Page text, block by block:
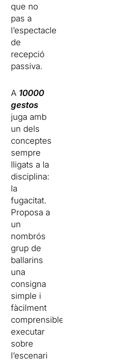
que no
pas a
l’espectacle
de
recepció
passiva.
A 10000
gestos
juga amb
un dels
conceptes
sempre
lligats a la
disciplina:
la
fugacitat.
Proposa a
un
nombrós
grup de
ballarins
una
consigna
simple i
fàcilment
comprensible:
executar
sobre
l’escenari